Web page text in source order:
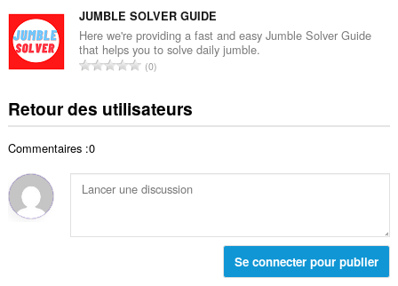
e
s
:
d
e
n
o
e
s
o
t
a
e
n
e
m
b
r
e
o
t
d
e
JUMBLE SOLVER GUIDE
Here we're providing a fast and easy Jumble Solver Guide
that helps you to solve daily jumble.
N
b
t
o
l
0
Retour des utilisateurs
Commentaires :0
Se connecter pour publier